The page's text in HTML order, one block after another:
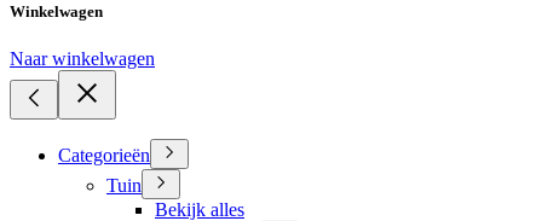
Winkelwagen
Naar winkelwagen
Categorieën
Tuin
Bekijk alles